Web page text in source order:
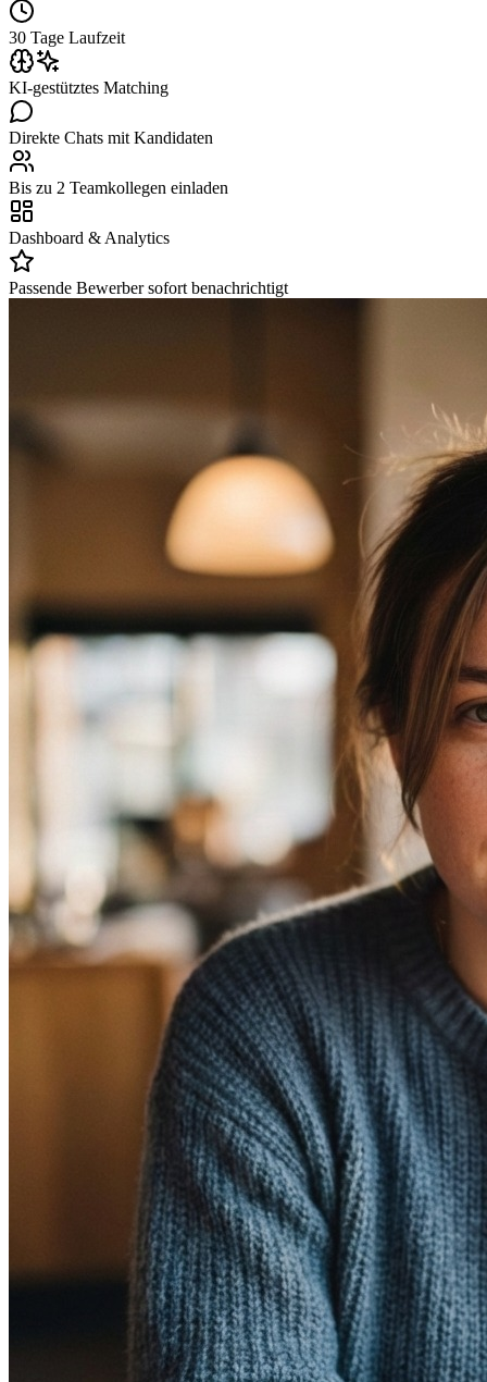
30 Tage Laufzeit
KI-gestütztes Matching
Direkte Chats mit Kandidaten
Bis zu 2 Teamkollegen einladen
Dashboard & Analytics
Passende Bewerber sofort benachrichtigt